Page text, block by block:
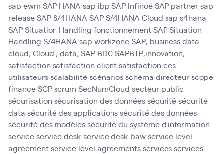
sap ewm SAP HANA sap ibp SAP InfinoéSAP partnersap
releaseSAP S/4HANA SAP S/4HANA Cloud sap s4hana
SAP Situation Handling fonctionnementSAP Situation
Handling S/4HANA sap workzoneSAP; business data
cloud; Cloud ; data; SAP BDCSAPBTP;innovation;
satisfaction satisfaction clientsatisfaction des
utilisateursscalabilitéscénariosschéma directeurscope
financeSCPscrum SecNumCloud secteur public
sécurisation sécurisation des donnéessécuritésécurité
data sécurité des applicationssécurité des données
sécurité des modèlessécurité du système d'information
serviceservice desk service desk bawservice level
agreementservice level agreementsservicesservices